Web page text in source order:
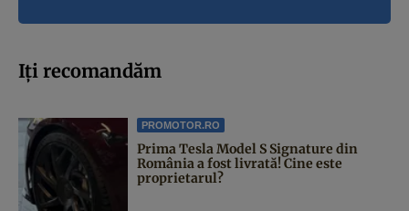
Iți recomandăm
PROMOTOR.RO
Prima Tesla Model S Signature din
România a fost livrată! Cine este
proprietarul?